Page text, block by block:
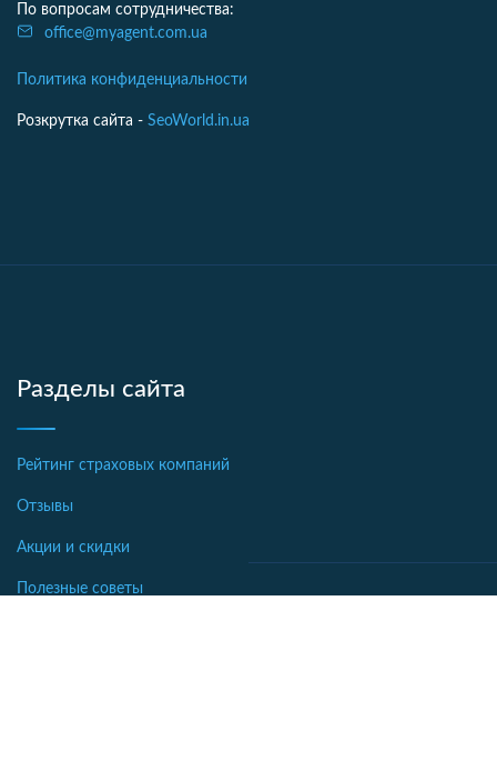
По вопросам сотрудничества:
office@myagent.com.ua
Политика конфиденциальности
Розкрутка сайта - SeoWorld.in.ua
Разделы сайта
Рейтинг страховых компаний
Отзывы
Акции и скидки
Полезные советы